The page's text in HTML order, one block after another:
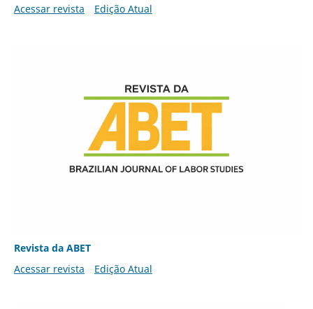
Acessar revista Edição Atual
Revista da ABET
Acessar revista
Edição Atual